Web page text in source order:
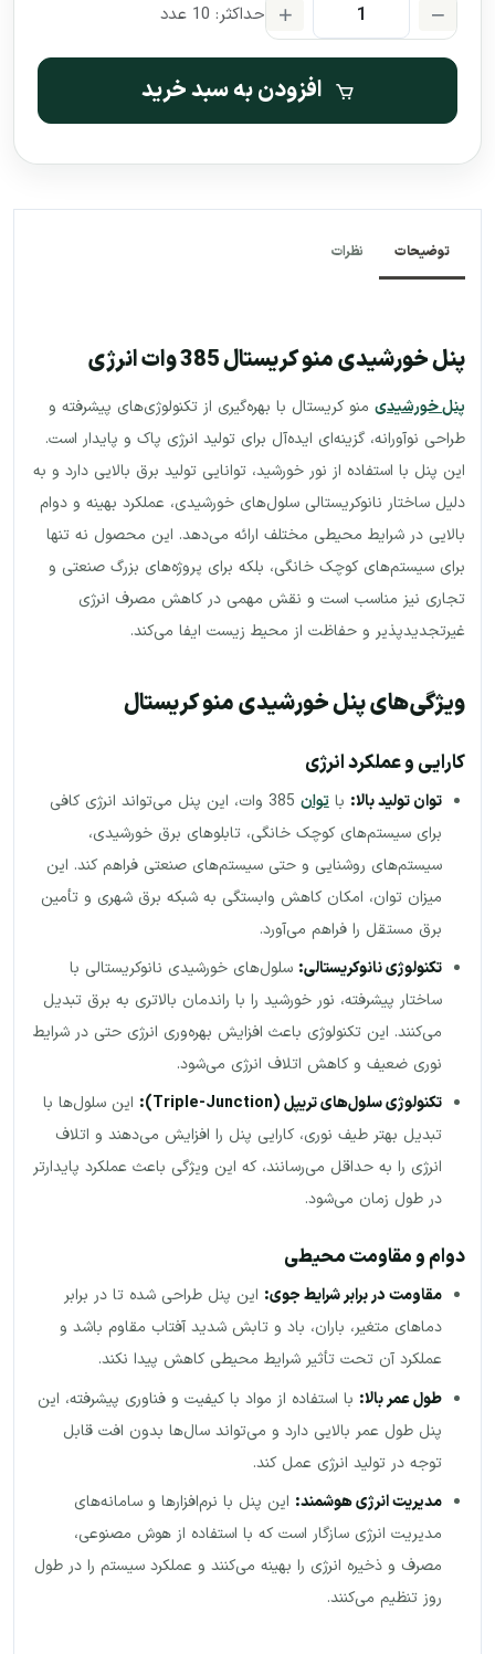
حداکثر: 10 عدد
افزودن به سبد خرید
توضیحات نظرات
پنل خورشیدی منو کریستال 385 وات انرژی
پنل خورشیدیمنو کریستال با بهره‌گیری از تکنولوژی‌های پیشرفته و
طراحی نوآورانه، گزینه‌ای ایده‌آل برای تولید انرژی پاک و پایدار است.
این پنل با استفاده از نور خورشید، توانایی تولید برق بالایی دارد و به
دلیل ساختار نانوکریستالی سلول‌های خورشیدی، عملکرد بهینه و دوام
بالایی در شرایط محیطی مختلف ارائه می‌دهد. این محصول نه تنها
برای سیستم‌های کوچک خانگی، بلکه برای پروژه‌های بزرگ صنعتی و
تجاری نیز مناسب است و نقش مهمی در کاهش مصرف انرژی
غیرتجدیدپذیر و حفاظت از محیط زیست ایفا می‌کند.
ویژگی‌های پنل خورشیدی منو کریستال
کارایی و عملکرد انرژی
توان تولید بالا: باتوان
385 وات، این پنل می‌تواند انرژی کافی
برای سیستم‌های کوچک خانگی، تابلوهای برق خورشیدی،
سیستم‌های روشنایی و حتی سیستم‌های صنعتی فراهم کند. این
میزان توان، امکان کاهش وابستگی به شبکه برق شهری و تأمین
برق مستقل را فراهم می‌آورد.
تکنولوژی نانوکریستالی: سلول‌های خورشیدی نانوکریستالی با
ساختار پیشرفته، نور خورشید را با راندمان بالاتری به برق تبدیل
می‌کنند. این تکنولوژی باعث افزایش بهره‌وری انرژی حتی در شرایط
نوری ضعیف و کاهش اتلاف انرژی می‌شود.
تکنولوژی سلول‌های تریپل(Triple-Junction):
این سلول‌ها با
تبدیل بهتر طیف نوری، کارایی پنل را افزایش می‌دهند و اتلاف
انرژی را به حداقل می‌رسانند، که این ویژگی باعث عملکرد پایدارتر
در طول زمان می‌شود.
دوام و مقاومت محیطی
مقاومت در برابر شرایط جوی: این پنل طراحی شده تا در برابر
دماهای متغیر، باران، باد و تابش شدید آفتاب مقاوم باشد و
عملکرد آن تحت تأثیر شرایط محیطی کاهش پیدا نکند.
طول عمر بالا: با استفاده از مواد با کیفیت و فناوری پیشرفته، این
پنل طول عمر بالایی دارد و می‌تواند سال‌ها بدون افت قابل
توجه در تولید انرژی عمل کند.
مدیریت انرژی هوشمند: این پنل با نرم‌افزارها و سامانه‌های
مدیریت انرژی سازگار است که با استفاده از هوش مصنوعی،
مصرف و ذخیره انرژی را بهینه می‌کنند و عملکرد سیستم را در طول
روز تنظیم می‌کنند.